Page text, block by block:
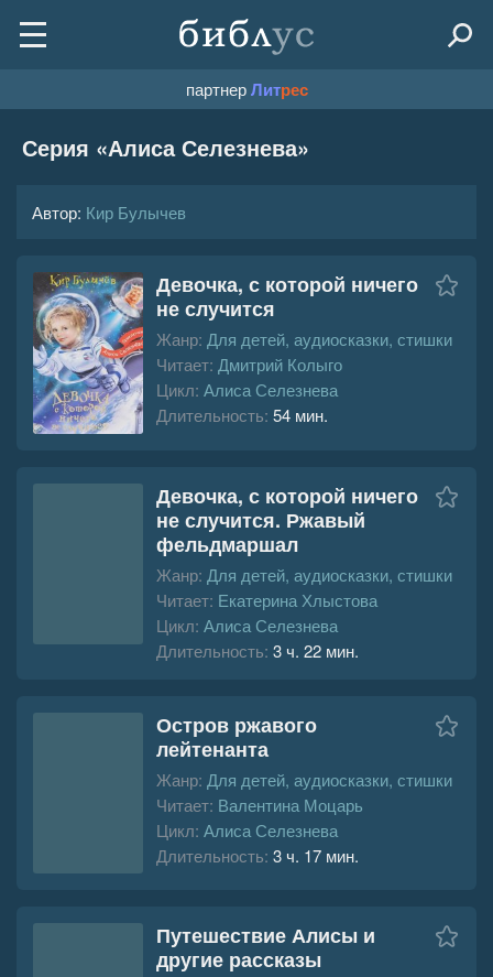
партнерЛитрес
Серия «Алиса Селезнева»
Автор: Кир Булычев
Девочка, с которой ничего
не случится
Жанр: Для детей, аудиосказки, стишки
Читает: Дмитрий Колыго
Цикл: Алиса Селезнева
Длительность: 54 мин.
Девочка, с которой ничего
не случится. Ржавый
фельдмаршал
Жанр: Для детей, аудиосказки, стишки
Читает: Екатерина Хлыстова
Цикл: Алиса Селезнева
Длительность: 3 ч. 22 мин.
Остров ржавого
лейтенанта
Жанр: Для детей, аудиосказки, стишки
Читает: Валентина Моцарь
Цикл: Алиса Селезнева
Длительность: 3 ч. 17 мин.
Путешествие Алисы и
другие рассказы